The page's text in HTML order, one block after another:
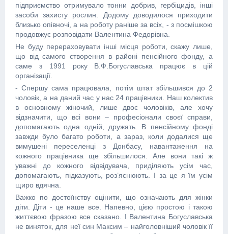
підприємство отримувало тонни добрив, гербіцидів, інші
засоби захисту рослин. Додому доводилося приходити
близько опівночі, а на роботу раніше за всіх, - з посмішкою
продовжує розповідати Валентина Федорівна.
Не буду перераховувати інші місця роботи, скажу лише,
що від самого створення в районі пенсійного фонду, а
саме з 1991 року В.Ф.Богуславська працює в цій
організації.
- Спершу сама працювала, потім штат збільшився до 2
чоловік, а на даний час у нас 24 працівники. Наш колектив
в основному жіночий, лише двоє чоловіків, але хочу
відзначити, що всі вони – професіонали своєї справи,
допомагають одна одній, дружать. В пенсійному фонді
завжди було багато роботи, а зараз, коли додалися ще
вимушені переселенці з Донбасу, навантаження на
кожного працівника ще збільшилося. Але вони такі ж
уважні до кожного відвідувача, приділяють усім час,
допомагають, підказують, роз’яснюють. І за це я їм усім
щиро вдячна.
Важко по достоїнству оцінити, що означають для жінки
діти. Діти - це наше все. Напевно, цією простою і такою
життєвою фразою все сказано. І Валентина Богуславська
не виняток, для неї син Максим – найголовніший чоловік її